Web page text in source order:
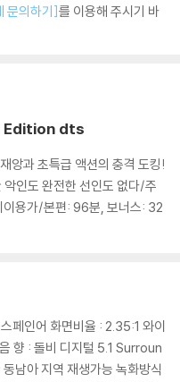
문의하기]를 이용해 주시기 바
Edition dts
앙과 초특급 액션의 충격 도킹!
인도 완전한 선인도 없다/주
이용가/본편: 96분, 보너스: 32
페인어 화면비율 : 2.35:1 와이
향 : 돌비 디지털 5.1 Surroun
남아 지역 재생가능 녹화방식